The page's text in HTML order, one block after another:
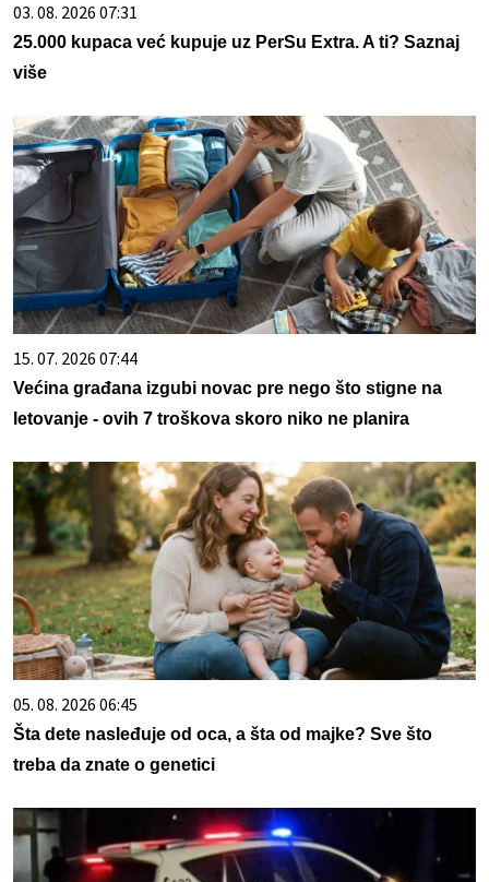
03. 08. 2026 07:31
25.000 kupaca već kupuje uz PerSu Extra. A ti? Saznaj
više
15. 07. 2026 07:44
Većina građana izgubi novac pre nego što stigne na
letovanje - ovih 7 troškova skoro niko ne planira
05. 08. 2026 06:45
Šta dete nasleđuje od oca, a šta od majke? Sve što
treba da znate o genetici